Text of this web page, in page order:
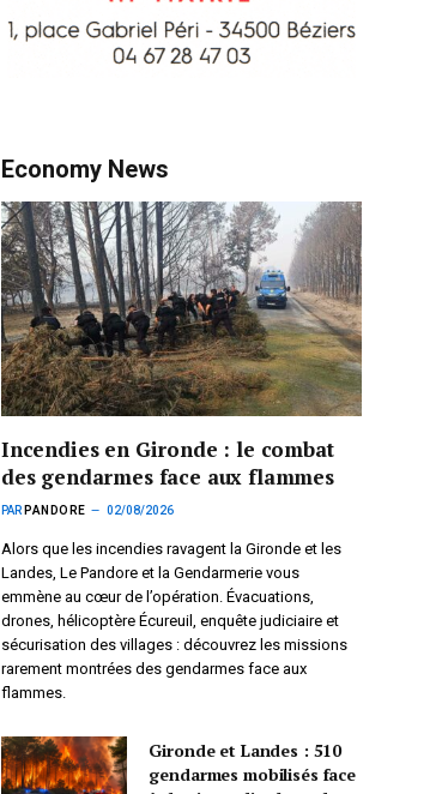
Economy News
Incendies en Gironde : le combat
des gendarmes face aux flammes
PAR PANDORE 02/08/2026
Alors que les incendies ravagent la Gironde et les
Landes, Le Pandore et la Gendarmerie vous
emmène au cœur de l’opération. Évacuations,
drones, hélicoptère Écureuil, enquête judiciaire et
sécurisation des villages : découvrez les missions
rarement montrées des gendarmes face aux
flammes.
Gironde et Landes : 510
gendarmes mobilisés face